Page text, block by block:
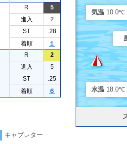
R
5
進入
2
ST
.28
着順
１
R
2
進入
5
ST
.25
着順
６
キャブレター
気温 10.0℃
水温 18.0℃